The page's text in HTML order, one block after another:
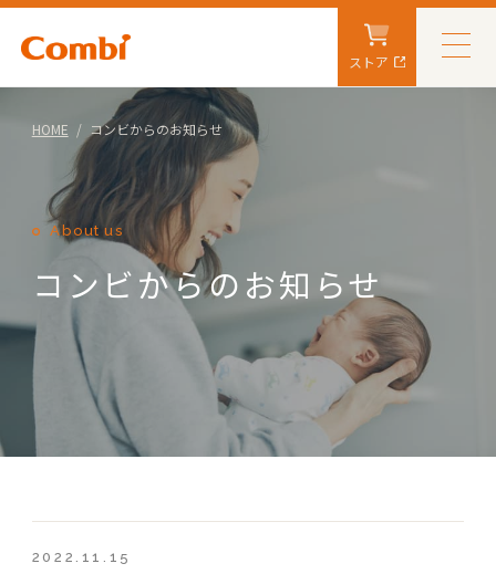
ストア
HOME コンビからのお知らせ
About us
コンビからのお知らせ
2022.11.15